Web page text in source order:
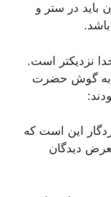
در ستر و
نزدیکتر است.
به گوش حضرت
این است که
دیدگان